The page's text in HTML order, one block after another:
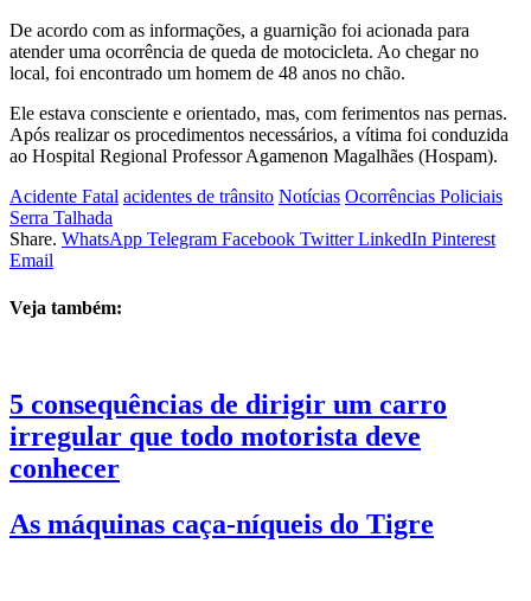
De acordo com as informações, a guarnição foi acionada para
atender uma ocorrência de queda de motocicleta. Ao chegar no
local, foi encontrado um homem de 48 anos no chão.
Ele estava consciente e orientado, mas, com ferimentos nas pernas.
Após realizar os procedimentos necessários, a vítima foi conduzida
ao Hospital Regional Professor Agamenon Magalhães (Hospam).
Acidente Fatal acidentes de trânsito Notícias Ocorrências Policiais
Serra Talhada
Share. WhatsApp Telegram Facebook Twitter LinkedIn Pinterest
Email
Veja também:
5 consequências de dirigir um carro
irregular que todo motorista deve
conhecer
As máquinas caça-níqueis do Tigre